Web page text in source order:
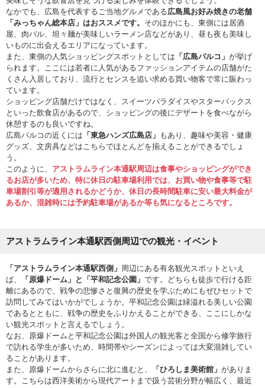
なかでも、広島を代表するご当地グルメである広島風お好み焼きの老舗
「みっちゃん総本店」はおススメです。 そのほかにも、東側には居酒
屋、肉バル、坦々麺が美味しいラーメン店などがあり、昼も夜も美味し
いものに出会えるエリアになっています。
また、東側の人気ショッピングスポットとしては 「広島パルコ」 が挙げ
られます。ここには若者に人気があるファッションアイテムの店舗がた
くさん入居しており、流行とセンスを追い求める買い物客で常に賑わっ
ています。
ショッピング店舗だけではなく、スイーツパラダイスやスターバックス
といった飲食店があるので、ショッピングの後にデザートを食べながら
休憩するのも良いですね。
広島パルコの近くには 「東急ハンズ広島店」 もあり、趣味や美容・健康
グッズ、文房具などはこちらでほとんどを揃えることができるでしょ
う。
このように、 アストラムライン本通駅周辺は食事やショッピングができ
るお店が多いため、特に休日の駐車場利用では、お買い物や食事等で駐
車場割引等が適用されるかどうか、休日の長時間駐車に安い最大料金が
あるか、混雑時には予約駐車場があるか等も気になるところです。
アストラムライン本通駅西側周辺での観光・イベント
「アストラムライン本通駅西側」 周辺にある有名観光スポットといえ
ば、
「原爆ドーム」と「平和記念公園」 です。どちらも徒歩で行ける距
離にあるので、戦争の悲惨さと復興の歴史を学ぶためにもぜひセットで
訪問してみてはいかがでしょうか。平和記念公園は緑溢れる美しい公園
であるとともに、戦争の歴史をふりかえることができる、ここにしかな
い観光スポットと言えるでしょう。
なお、原爆ドームと平和記念公園は外国人の観光客と全国から修学旅行
で訪れる学生が多いため、時間帯やシーズンによっては大変混雑してい
ることがあります。
また、原爆ドームからさらに北に進むと、
「ひろしま美術館」 がありま
す。こちらは西洋美術から現代アートまで扱う芸術分野が幅広く、最近